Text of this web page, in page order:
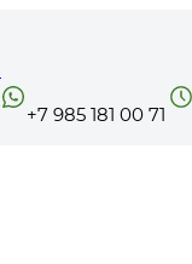
+7 985 181 00 71